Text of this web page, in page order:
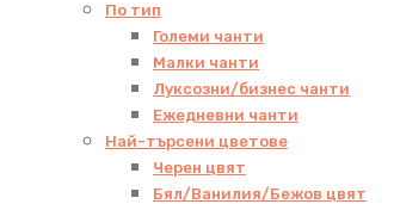
По тип
Големи чанти
Малки чанти
Луксозни/бизнес чанти
Ежедневни чанти
Най-търсени цветове
Черен цвят
Бял/Ванилия/Бежов цвят